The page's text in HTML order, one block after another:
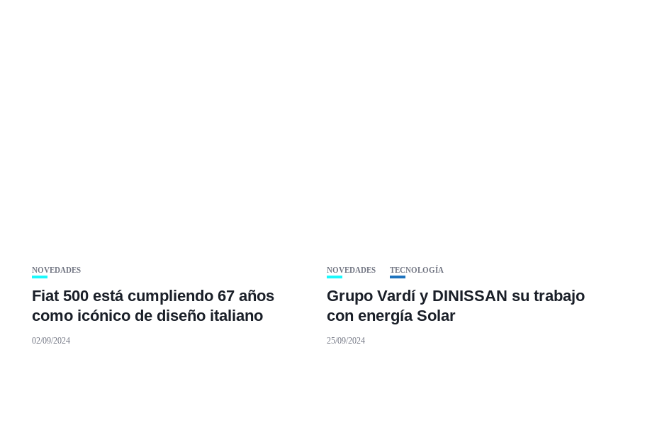
NOVEDADES
Fiat 500 está cumpliendo 67 años
como icónico de diseño italiano
02/09/2024
NOVEDADES TECNOLOGÍA
Grupo Vardí y DINISSAN su trabajo
con energía Solar
25/09/2024